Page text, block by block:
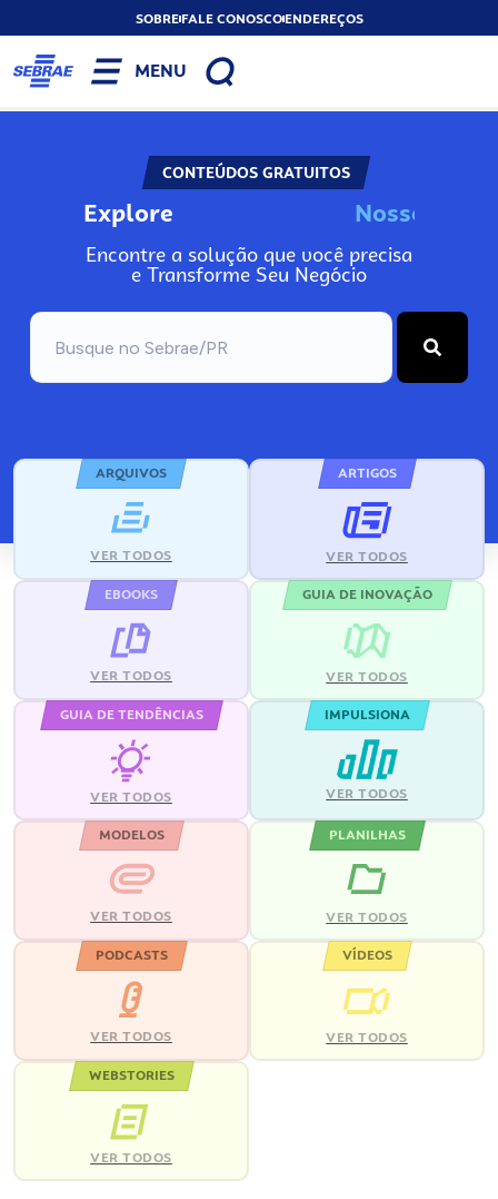
SOBREFALE CONOSCOENDEREÇOS
MENU
CONTEÚDOS GRATUITOS
Explore os
N
Encontre a solução que você precisa
e Transforme Seu Negócio
ARQUIVOS
VER TODOS
ARTIGOS
VER TODOS
EBOOKS
VER TODOS
GUIA DE INOVAÇÃO
VER TODOS
GUIA DE TENDÊNCIAS
VER TODOS
IMPULSIONA
VER TODOS
MODELOS
VER TODOS
PLANILHAS
VER TODOS
PODCASTS
VER TODOS
VÍDEOS
VER TODOS
WEBSTORIES
VER TODOS